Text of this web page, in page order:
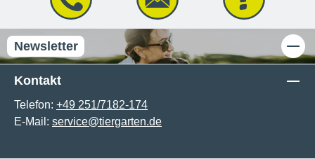
Newsletter
Kontakt
Telefon: +49 251/7182-174
E-Mail: service@tiergarten.de